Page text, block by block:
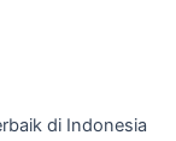
di Indonesia